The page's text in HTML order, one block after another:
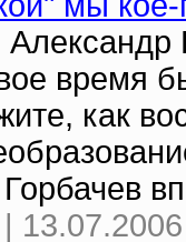
время
как